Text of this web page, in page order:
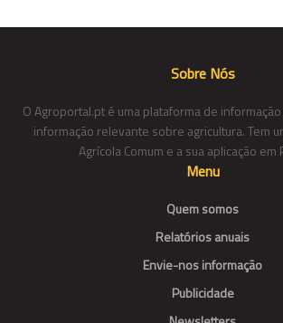
Sobre Nós
O Agroportal.pt é uma plataforma de
informação relevante sobre agricultura. Tem
Agrícola Comum e a sua aplicação em
Menu
Quem somos
Relatórios anuais
Envie-nos informação
Publicidade